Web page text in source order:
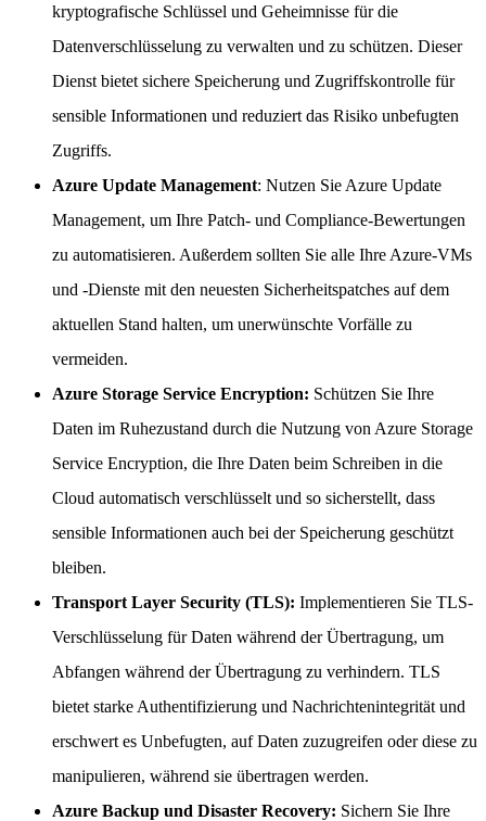
kryptografische Schlüssel und Geheimnisse für die
Datenverschlüsselung zu verwalten und zu schützen. Dieser
Dienst bietet sichere Speicherung und Zugriffskontrolle für
sensible Informationen und reduziert das Risiko unbefugten
Zugriffs.
Azure Update Management: Nutzen Sie Azure Update
Management, um Ihre Patch- und Compliance-Bewertungen
zu automatisieren. Außerdem sollten Sie alle Ihre Azure-VMs
und -Dienste mit den neuesten Sicherheitspatches auf dem
aktuellen Stand halten, um unerwünschte Vorfälle zu
vermeiden.
Azure Storage Service Encryption: Schützen Sie Ihre
Daten im Ruhezustand durch die Nutzung von Azure Storage
Service Encryption, die Ihre Daten beim Schreiben in die
Cloud automatisch verschlüsselt und so sicherstellt, dass
sensible Informationen auch bei der Speicherung geschützt
bleiben.
Transport Layer Security (TLS): Implementieren Sie TLS-
Verschlüsselung für Daten während der Übertragung, um
Abfangen während der Übertragung zu verhindern. TLS
bietet starke Authentifizierung und Nachrichtenintegrität und
erschwert es Unbefugten, auf Daten zuzugreifen oder diese zu
manipulieren, während sie übertragen werden.
Azure Backup und Disaster Recovery: Sichern Sie Ihre